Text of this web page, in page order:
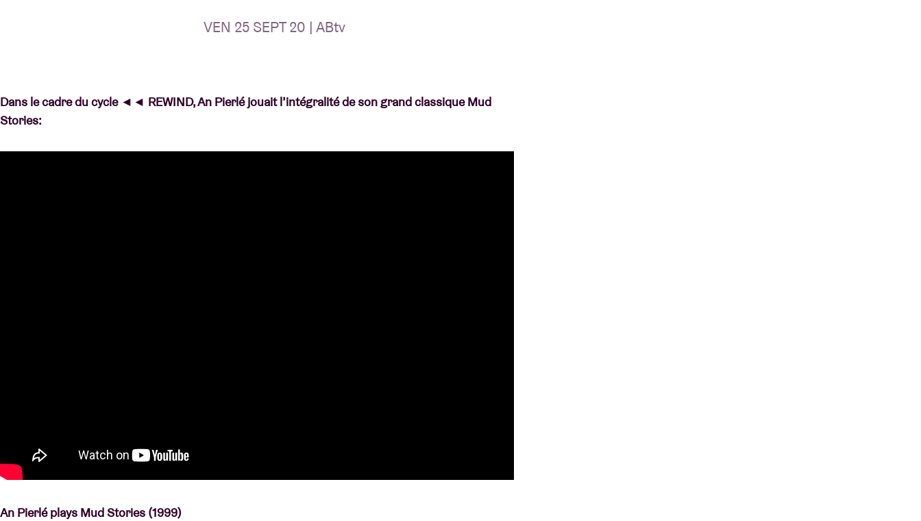
VEN 25 SEPT 20 | ABtv
Dans le cadre du cycle ◄◄ REWIND, An Pierlé jouait l’intégralité de son grand classique Mud
Stories:
An Pierlé plays Mud Stories (1999)